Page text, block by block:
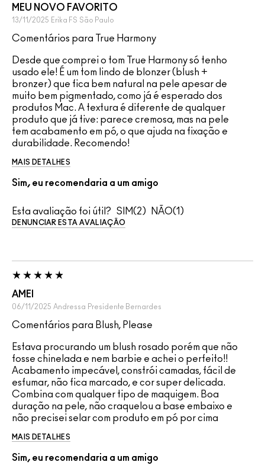
MEU NOVO FAVORITO
13/11/2025 Erika FS São Paulo
Comentários para True Harmony
Desde que comprei o tom True Harmony só tenho
usado ele! É um tom lindo de blonzer (blush +
bronzer) que fica bem natural na pele apesar de
muito bem pigmentado, como já é esperado dos
produtos Mac. A textura é diferente de qualquer
produto que já tive: parece cremosa, mas na pele
tem acabamento em pó, o que ajuda na fixação e
durabilidade. Recomendo!
MAIS DETALHES
Sim, eu recomendaria a um amigo
Esta avaliação foi útil? 2 1
DENUNCIAR ESTA AVALIAÇÃO
AMEI
06/11/2025 Andressa Presidente Bernardes
Comentários para Blush, Please
Estava procurando um blush rosado porém que não
fosse chinelada e nem barbie e achei o perfeito!!
Acabamento impecável, constrói camadas, fácil de
esfumar, não fica marcado, e cor super delicada.
Combina com qualquer tipo de maquigem. Boa
duração na pele, não craquelou a base embaixo e
não precisei selar com produto em pó por cima
MAIS DETALHES
Sim, eu recomendaria a um amigo